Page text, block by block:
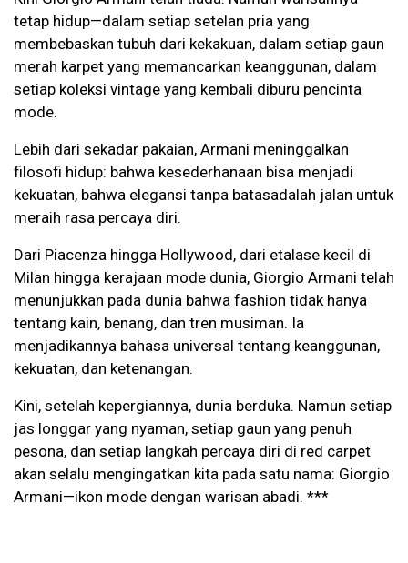
tetap hidup—dalam setiap setelan pria yang
membebaskan tubuh dari kekakuan, dalam setiap gaun
merah karpet yang memancarkan keanggunan, dalam
setiap koleksi vintage yang kembali diburu pencinta
mode.
Lebih dari sekadar pakaian, Armani meninggalkan
filosofi hidup: bahwa kesederhanaan bisa menjadi
kekuatan, bahwa elegansi tanpa batasadalah jalan untuk
meraih rasa percaya diri.
Dari Piacenza hingga Hollywood, dari etalase kecil di
Milan hingga kerajaan mode dunia, Giorgio Armani telah
menunjukkan pada dunia bahwa fashion tidak hanya
tentang kain, benang, dan tren musiman. Ia
menjadikannya bahasa universal tentang keanggunan,
kekuatan, dan ketenangan.
Kini, setelah kepergiannya, dunia berduka. Namun setiap
jas longgar yang nyaman, setiap gaun yang penuh
pesona, dan setiap langkah percaya diri di red carpet
akan selalu mengingatkan kita pada satu nama: Giorgio
Armani—ikon mode dengan warisan abadi. ***